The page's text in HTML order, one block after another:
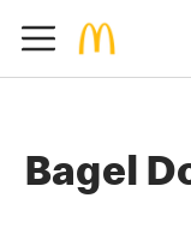
Bagel